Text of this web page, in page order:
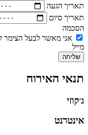
תאריך הגעה
תאריך סיום
הסכמה
מייל
שליחה
תנאי האירוח
ג׳קוזי
אינטרנט